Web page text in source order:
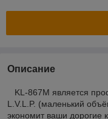
Описание
KL-867M является
L.V.L.P. (маленький
экономит ваши дорогие